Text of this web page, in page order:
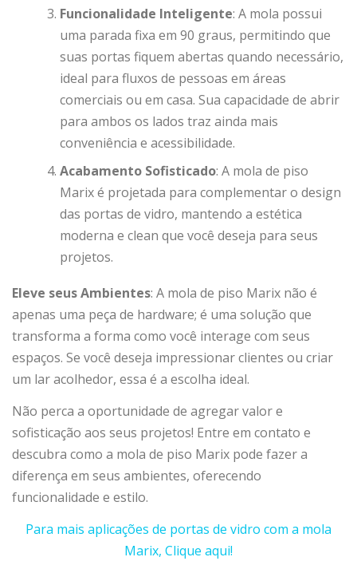
Funcionalidade Inteligente: A mola possui
uma parada fixa em 90 graus, permitindo que
suas portas fiquem abertas quando necessário,
ideal para fluxos de pessoas em áreas
comerciais ou em casa. Sua capacidade de abrir
para ambos os lados traz ainda mais
conveniência e acessibilidade.
Acabamento Sofisticado: A mola de piso
Marix é projetada para complementar o design
das portas de vidro, mantendo a estética
moderna e clean que você deseja para seus
projetos.
Eleve seus Ambientes: A mola de piso Marix não é
apenas uma peça de hardware; é uma solução que
transforma a forma como você interage com seus
espaços. Se você deseja impressionar clientes ou criar
um lar acolhedor, essa é a escolha ideal.
Não perca a oportunidade de agregar valor e
sofisticação aos seus projetos! Entre em contato e
descubra como a mola de piso Marix pode fazer a
diferença em seus ambientes, oferecendo
funcionalidade e estilo.
Para mais aplicações de portas de vidro com a mola
Marix, Clique aqui!